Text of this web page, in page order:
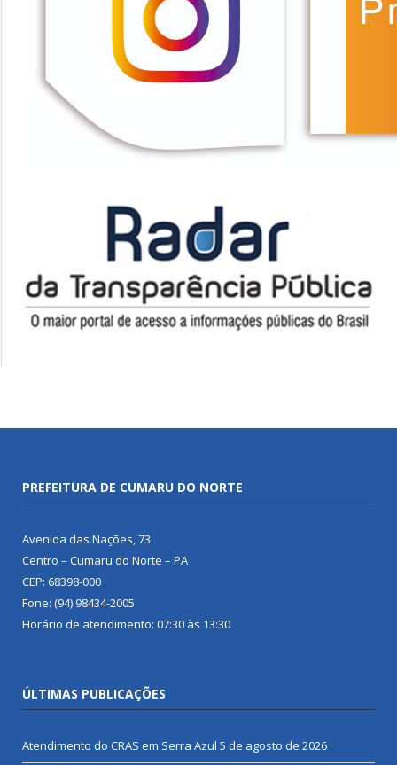
PREFEITURA DE CUMARU DO NORTE
Avenida das Nações, 73
Centro – Cumaru do Norte – PA
CEP: 68398-000
Fone: (94) 98434-2005
Horário de atendimento: 07:30 às 13:30
ÚLTIMAS PUBLICAÇÕES
Atendimento do CRAS em Serra Azul 5 de agosto de 2026